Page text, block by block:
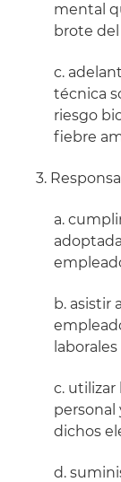
mental
brote
c.
técnica
riesgo
fiebre
3.
a.
b. asistir
laborales
c.
personal
dichos
d.